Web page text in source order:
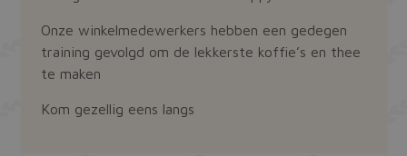
Onze winkelmedewerkers hebben een gedegen
training gevolgd om de lekkerste koffie’s en thee
te maken
Kom gezellig eens langs